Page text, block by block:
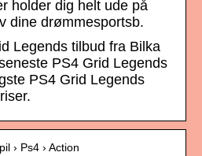
holder dig helt ude på
dine drømmesportsb.
Legends tilbud fra Bilka
PS4 Grid Legends
PS4 Grid Legends
› Ps4 › Action